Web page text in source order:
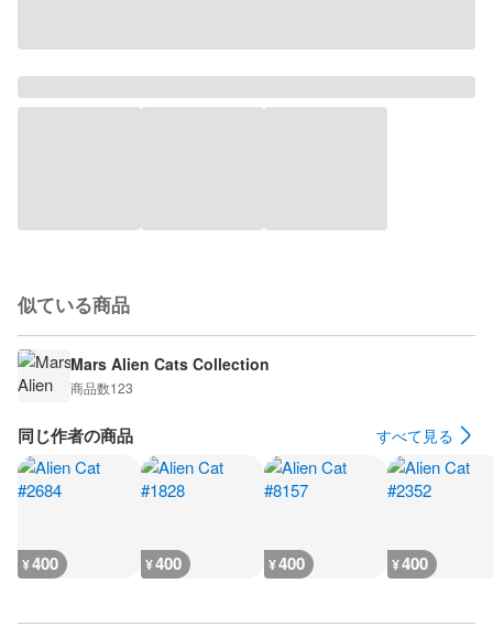
似ている商品
Mars Alien Cats Collection
商品数123
同じ作者の商品 すべて見る
¥400 ¥400 ¥400 ¥400